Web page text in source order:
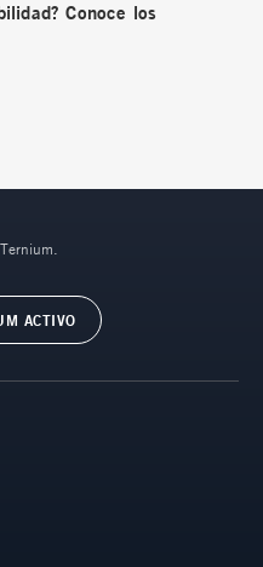
Conoce los
ACTIVO